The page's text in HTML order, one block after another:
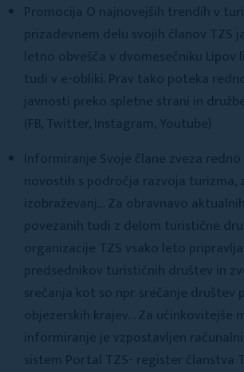
Promocija O najnovejših trendih v
prizadevnem delu svojih članov TZS
letno obvešča v dvomesečniku Lipov
tudi v e-obliki. Prav tako poteka
javnosti preko spletne strani in
(FB, Twitter, Instagram, Youtube)
Informiranje Svoje člane zveza
novostih s področja razvoja turizma,
izobraževanj… Za obravnavo
povezanih tudi z delom turistične
organizacije TZS vsako leto
predsednikov turističnih društev in
srečanja kot so npr. srečanje društev
objezerskih krajev… Za učinkovitejše
informiranje je vzpostavljen
sistem Portal TZS- register članstva